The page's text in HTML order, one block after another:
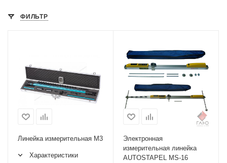
ФИЛЬТР
Линейка измерительная M3
Характеристики
Электронная
измерительная линейка
AUTOSTAPEL MS-16